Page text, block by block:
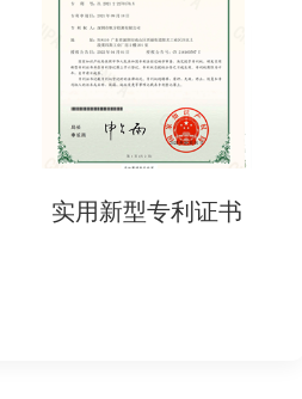
实用新型专利证书